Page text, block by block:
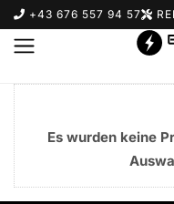
+43 676 557 94 57
Es wurden keine